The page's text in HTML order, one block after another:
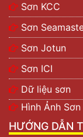
Sơn KCC
Sơn
Sơn Jotun
Sơn ICI
Dữ liệu sơn
Hình Ảnh Sơn
HƯỚNG DẪN